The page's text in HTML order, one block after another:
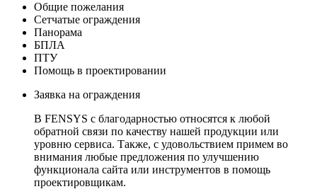
Общие пожелания
Сетчатые ограждения
Панорама
БПЛА
ПТУ
Помощь в проектировании
Заявка на ограждения
В FENSYS с благодарностью относятся к любой
обратной связи по качеству нашей продукции или
уровню сервиса. Также, с удовольствием примем во
внимания любые предложения по улучшению
функционала сайта или инструментов в помощь
проектировщикам.